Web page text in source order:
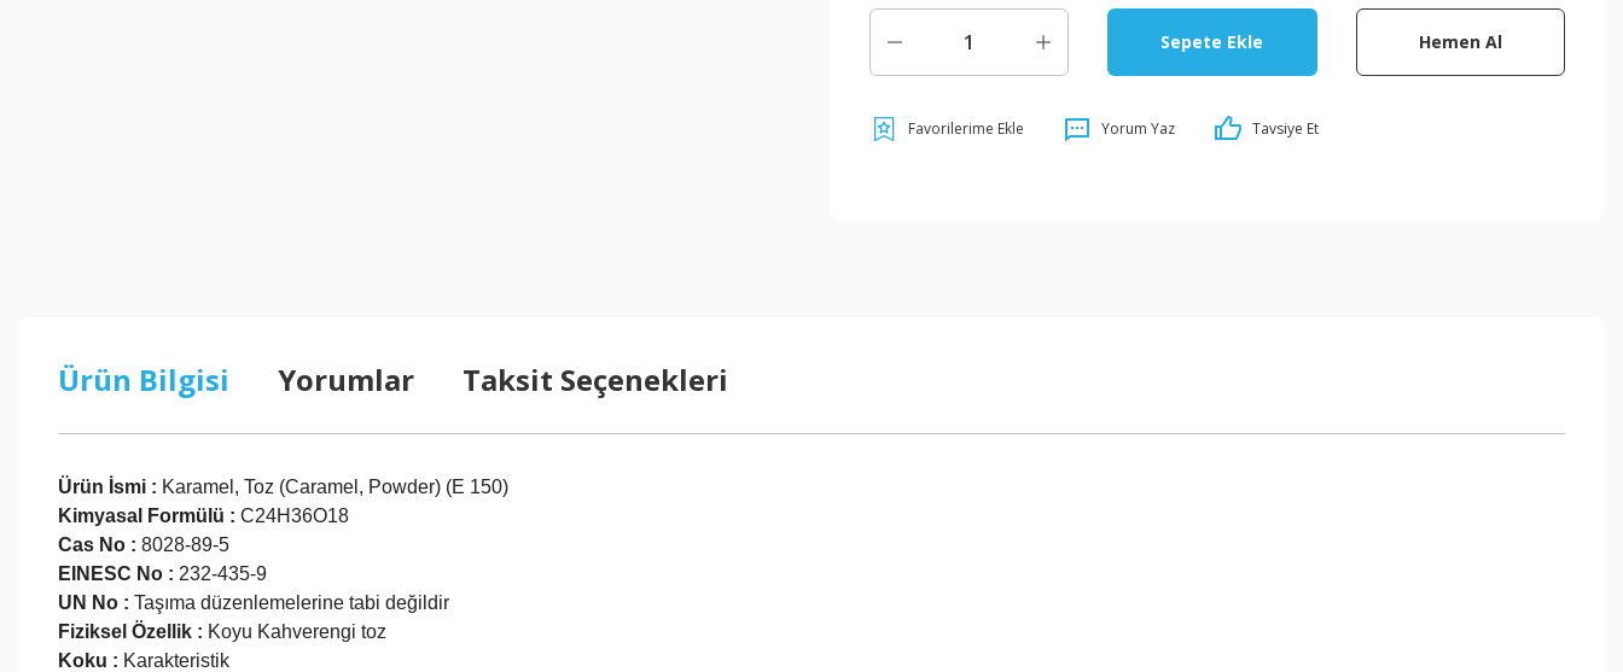
Sepete Ekle Hemen Al
Yorum Yaz Tavsiye Et
Ürün Bilgisi Yorumlar Taksit Seçenekleri
Ürün İsmi : Karamel, Toz (Caramel, Powder) (E 150)
Kimyasal Formülü : C24H36O18
Cas No : 8028-89-5
EINESC No : 232-435-9
UN No : Taşıma düzenlemelerine tabi değildir
Fiziksel Özellik : Koyu Kahverengi toz
Koku : Karakteristik